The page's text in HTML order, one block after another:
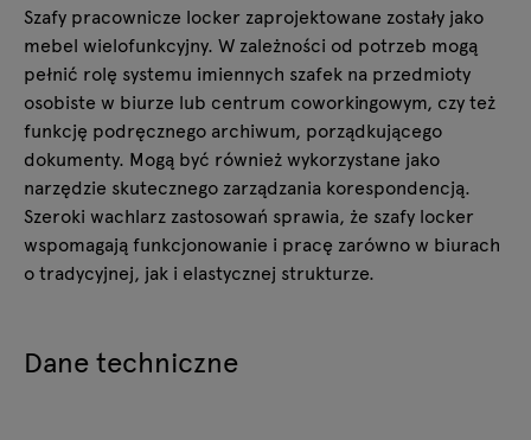
Szafy pracownicze locker zaprojektowane zostały jako
mebel wielofunkcyjny. W zależności od potrzeb mogą
pełnić rolę systemu imiennych szafek na przedmioty
osobiste w biurze lub centrum coworkingowym, czy też
funkcję podręcznego archiwum, porządkującego
dokumenty. Mogą być również wykorzystane jako
narzędzie skutecznego zarządzania korespondencją.
Szeroki wachlarz zastosowań sprawia, że szafy locker
wspomagają funkcjonowanie i pracę zarówno w biurach
o tradycyjnej, jak i elastycznej strukturze.
Dane techniczne